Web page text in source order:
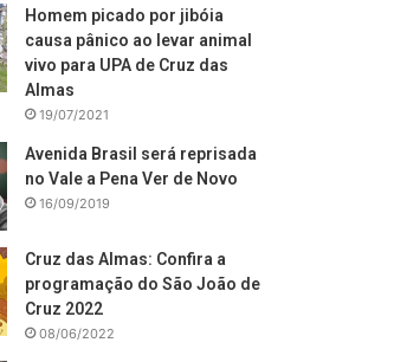
Homem picado por jibóia
causa pânico ao levar animal
vivo para UPA de Cruz das
Almas
19/07/2021
Avenida Brasil será reprisada
no Vale a Pena Ver de Novo
16/09/2019
Cruz das Almas: Confira a
programação do São João de
Cruz 2022
08/06/2022